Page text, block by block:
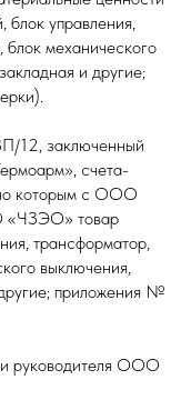
управления,
блок механического
и другие;
12, заключенный
счета-
которым с ООО
«ЧЗЭО» товар
трансформатор,
выключения,
приложения №
руководителя ООО